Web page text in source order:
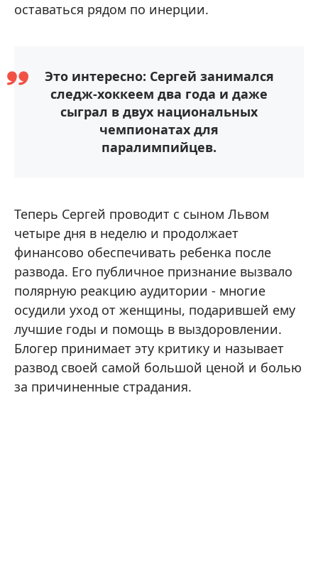
оставаться рядом по инерции.
Это интересно: Сергей занимался
следж-хоккеем два года и даже
сыграл в двух национальных
чемпионатах для
паралимпийцев.
Теперь Сергей проводит с сыном Львом
четыре дня в неделю и продолжает
финансово обеспечивать ребенка после
развода. Его публичное признание вызвало
полярную реакцию аудитории - многие
осудили уход от женщины, подарившей ему
лучшие годы и помощь в выздоровлении.
Блогер принимает эту критику и называет
развод своей самой большой ценой и болью
за причиненные страдания.